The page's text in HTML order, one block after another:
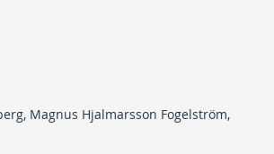
Magnus Hjalmarsson Fogelström,